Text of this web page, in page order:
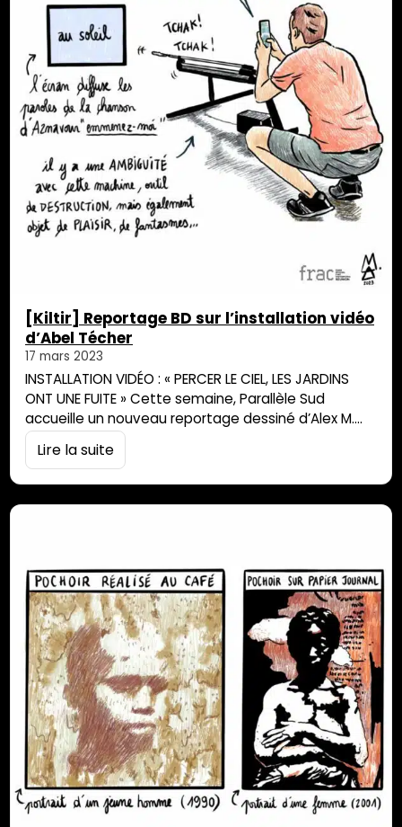
[Kiltir] Reportage BD sur l’installation vidéo
d’Abel Técher
17 mars 2023
INSTALLATION VIDÉO : « PERCER LE CIEL, LES JARDINS
ONT UNE FUITE » Cette semaine, Parallèle Sud
accueille un nouveau reportage dessiné d’Alex M.
sur l’installation vidéo d’Abel Técher actuellement
exposée au théâtre de Pierrefonds jusqu’au 18 mars
Lire la suite